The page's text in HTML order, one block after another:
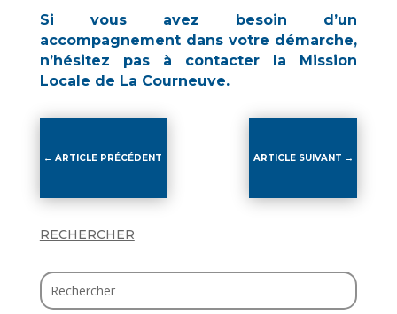
Si vous avez besoin d’un
accompagnement dans votre démarche,
n’hésitez pas à contacter la Mission
Locale de La Courneuve.
←ARTICLE PRÉCÉDENT ARTICLE SUIVANT →
RECHERCHER